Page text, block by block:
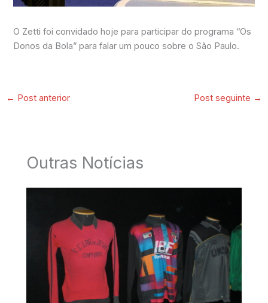
O Zetti foi convidado hoje para participar do programa “Os
Donos da Bola” para falar um pouco sobre o São Paulo.
← Post anterior Post seguinte →
Outras Notícias